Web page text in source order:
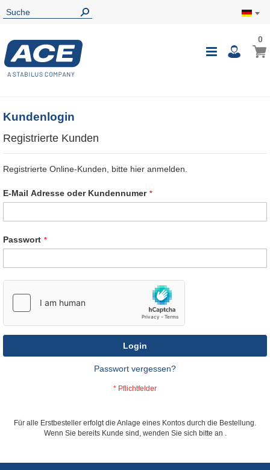
00
Kundenlogin
Registrierte Kunden
Registrierte Online-Kunden, bitte hier anmelden.
E-Mail Adresse oder Kundennumer
Passwort
Login
Passwort vergessen?
Für alle Erstbesteller erfolgt die Anlage eines Kontos durch die Bestellung.
Wenn Sie bereits Kunde sind, wenden Sie sich bitte an .